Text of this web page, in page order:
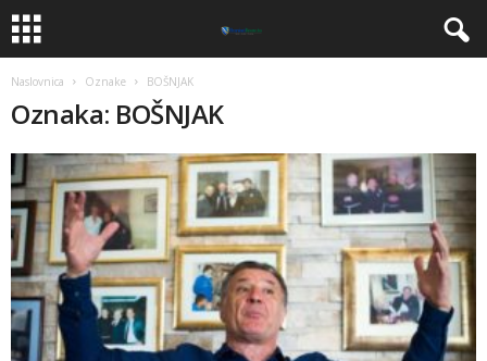
Naslovnica Oznake BOŠNJAK
Oznaka: BOŠNJAK